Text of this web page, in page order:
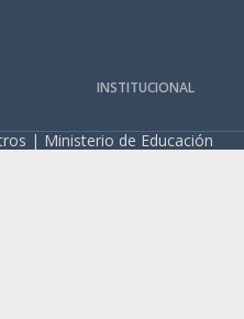
INSTITUCIONAL
| Ministerio de Educación